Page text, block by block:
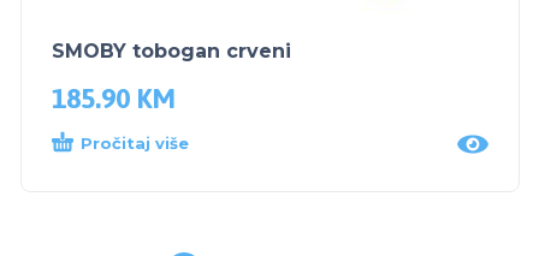
SMOBY tobogan crveni
185.90 KM
Pročitaj više